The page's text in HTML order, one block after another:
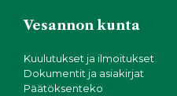
Vesannon kunta
Kuulutukset ja ilmoitukset
Dokumentit ja asiakirjat
Päätöksenteko